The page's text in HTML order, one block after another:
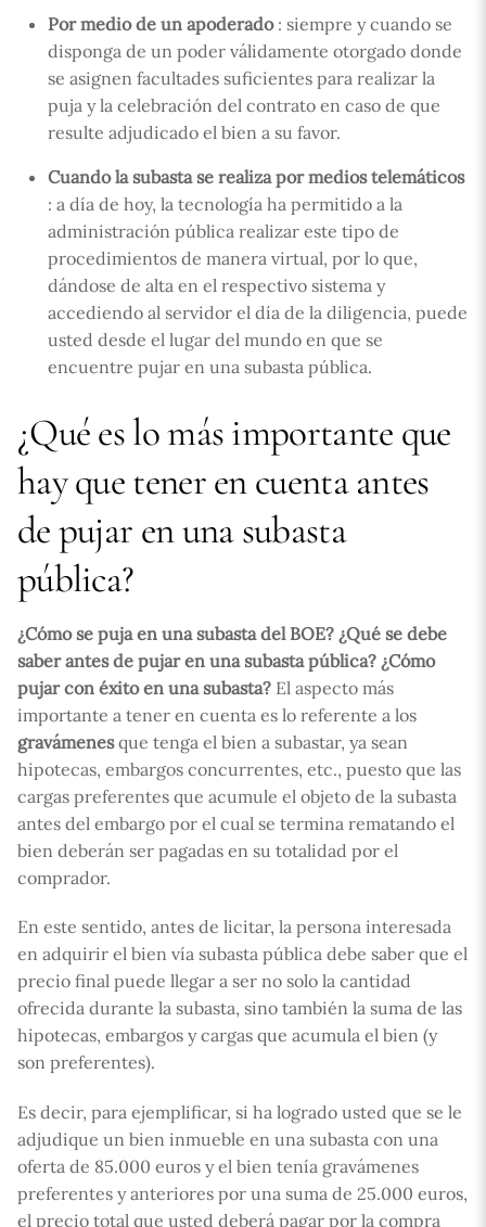
Por medio de un apoderado : siempre y cuando se
disponga de un poder válidamente otorgado donde
se asignen facultades suficientes para realizar la
puja y la celebración del contrato en caso de que
resulte adjudicado el bien a su favor.
Cuando la subasta se realiza por medios telemáticos
: a día de hoy, la tecnología ha permitido a la
administración pública realizar este tipo de
procedimientos de manera virtual, por lo que,
dándose de alta en el respectivo sistema y
accediendo al servidor el día de la diligencia, puede
usted desde el lugar del mundo en que se
encuentre pujar en una subasta pública.
¿Qué es lo más importante que
hay que tener en cuenta antes
de pujar en una subasta
pública?
¿Cómo se puja en una subasta del BOE? ¿Qué se debe
saber antes de pujar en una subasta pública? ¿Cómo
pujar con éxito en una subasta? El aspecto más
importante a tener en cuenta es lo referente a los
gravámenesque tenga el bien a subastar, ya sean
hipotecas, embargos concurrentes, etc., puesto que las
cargas preferentes que acumule el objeto de la subasta
antes del embargo por el cual se termina rematando el
bien deberán ser pagadas en su totalidad por el
comprador.
En este sentido, antes de licitar, la persona interesada
en adquirir el bien vía subasta pública debe saber que el
precio final puede llegar a ser no solo la cantidad
ofrecida durante la subasta, sino también la suma de las
hipotecas, embargos y cargas que acumula el bien (y
son preferentes).
Es decir, para ejemplificar, si ha logrado usted que se le
adjudique un bien inmueble en una subasta con una
oferta de 85.000 euros y el bien tenía gravámenes
preferentes y anteriores por una suma de 25.000 euros,
el precio total que usted deberá pagar por la compra